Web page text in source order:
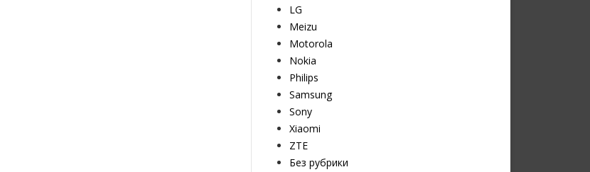
LG
Meizu
Motorola
Nokia
Philips
Samsung
Sony
Xiaomi
ZTE
Без рубрики